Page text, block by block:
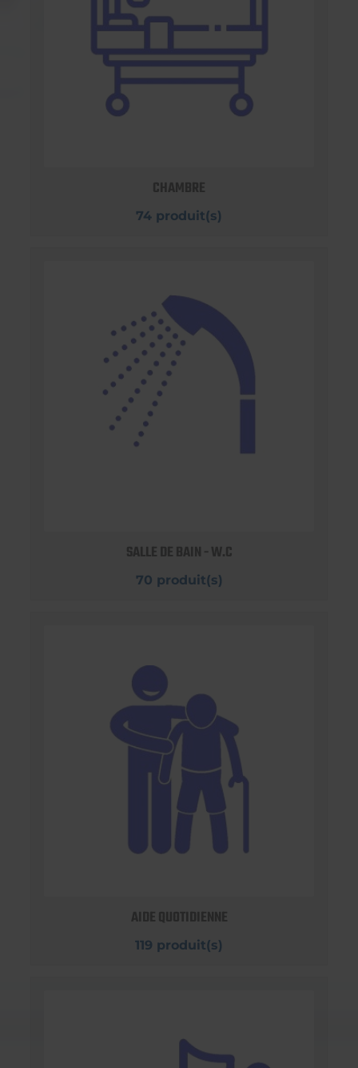
CHAMBRE
74 produit(s)
SALLE DE BAIN - W.C
70 produit(s)
AIDE QUOTIDIENNE
119 produit(s)